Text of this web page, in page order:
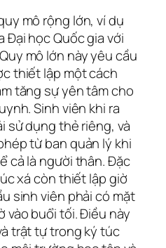
mô rộng lớn, ví dụ
Đại học Quốc gia với
mô lớn này yêu cầu
thiết lập một cách
tăng sự yên tâm cho
Sinh viên khi ra
sử dụng thẻ riêng, và
từ ban quản lý khi
cả là người thân. Đặc
xá còn thiết lập giờ
sinh viên phải có mặt
buổi tối. Điều này
trật tự trong ký túc